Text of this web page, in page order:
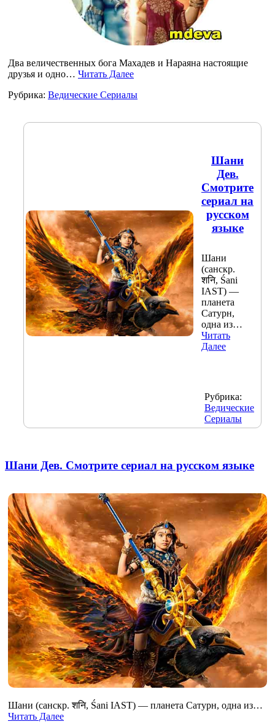
Два величественных бога Махадев и Нараяна настоящие
друзья и одно… Читать Далее
Рубрика: Ведические Сериалы
Шани
Дев.
Смотрите
сериал на
русском
языке
Шани
(санскр.
शनि, Śani
IAST) —
планета
Сатурн,
одна из…
Читать
Далее
Рубрика:
Ведические
Сериалы
Шани Дев. Смотрите сериал на русском языке
Шани (санскр. शनि, Śani IAST) — планета Сатурн, одна из…
Читать Далее